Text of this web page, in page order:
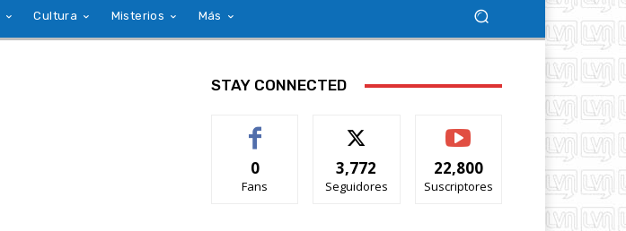
Cultura Misterios Más
STAY CONNECTED
0
Fans
3,772
Seguidores
22,800
Suscriptores